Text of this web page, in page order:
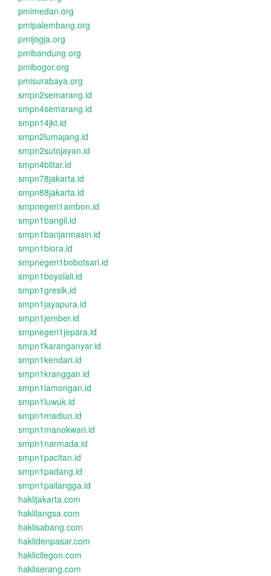
pmimedan.org
pmipalembang.org
pmijogja.org
pmibandung.org
pmibogor.org
pmisurabaya.org
smpn2semarang.id
smpn4semarang.id
smpn14jkt.id
smpn2lumajang.id
smpn2sutojayan.id
smpn4blitar.id
smpn78jakarta.id
smpn88jakarta.id
smpnegeri1ambon.id
smpn1bangil.id
smpn1banjarmasin.id
smpn1biora.id
smpnegeri1bobotsari.id
smpn1boyolali.id
smpn1gresik.id
smpn1jayapura.id
smpn1jember.id
smpnegeri1jepara.id
smpn1karanganyar.id
smpn1kendari.id
smpn1kranggan.id
smpn1lamongan.id
smpn1luwuk.id
smpn1madiun.id
smpn1manokwari.id
smpn1narmada.id
smpn1pacitan.id
smpn1padang.id
smpn1pailangga.id
haklijakarta.com
haklilangsa.com
haklisabang.com
haklidenpasar.com
haklicilegon.com
hakliserang.com